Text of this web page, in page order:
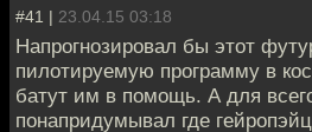
#41 | 23.04.15 03:18
Напрогнозировал бы этот
пилотируемую программу в
батут им в помощь. А для
понапридумывал где